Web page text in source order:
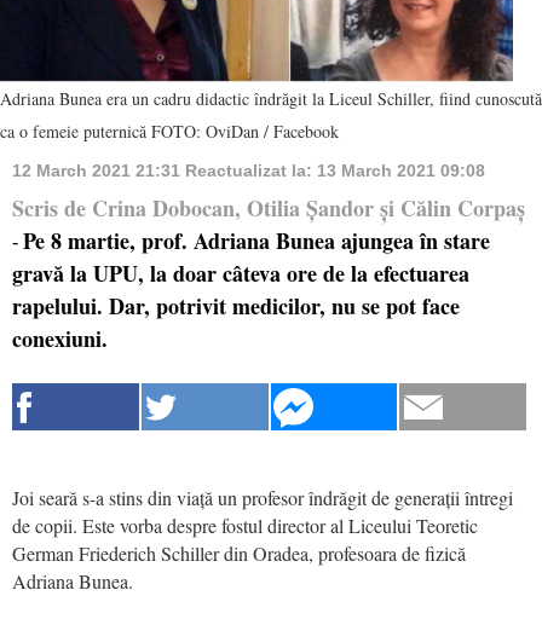
Adriana Bunea era un cadru didactic îndrăgit la Liceul Schiller, fiind cunoscută
ca o femeie puternică FOTO: OviDan / Facebook
12 March 2021 21:31 Reactualizat la: 13 March 2021 09:08
Scris de Crina Dobocan, Otilia Șandor și Călin Corpaș
- Pe 8 martie, prof. Adriana Bunea ajungea în stare
gravă la UPU, la doar câteva ore de la efectuarea
rapelului. Dar, potrivit medicilor, nu se pot face
conexiuni.
Joi seară s-a stins din viață un profesor îndrăgit de generații întregi
de copii. Este vorba despre fostul director al Liceului Teoretic
German Friederich Schiller din Oradea, profesoara de fizică
Adriana Bunea.